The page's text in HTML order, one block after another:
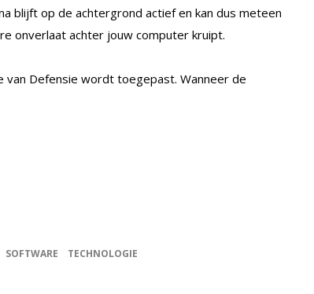
blijft op de achtergrond actief en kan dus meteen
onverlaat achter jouw computer kruipt.
Defensie wordt toegepast. Wanneer de
SOFTWARE TECHNOLOGIE